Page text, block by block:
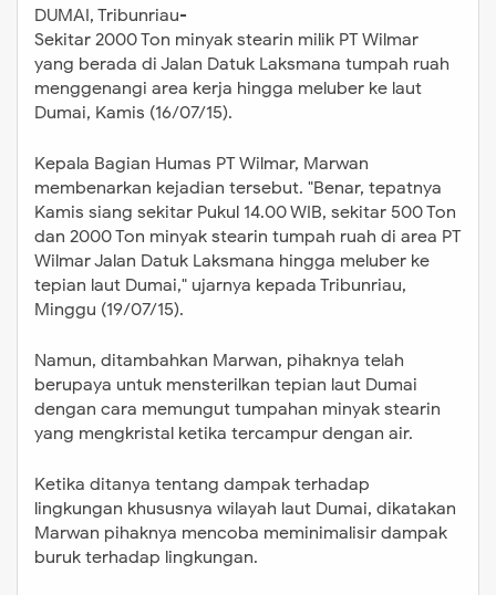
DUMAI, Tribunriau-
Sekitar 2000 Ton minyak stearin milik PT Wilmar
yang berada di Jalan Datuk Laksmana tumpah ruah
menggenangi area kerja hingga meluber ke laut
Dumai, Kamis (16/07/15).
Kepala Bagian Humas PT Wilmar, Marwan
membenarkan kejadian tersebut. "Benar, tepatnya
Kamis siang sekitar Pukul 14.00 WIB, sekitar 500 Ton
dan 2000 Ton minyak stearin tumpah ruah di area PT
Wilmar Jalan Datuk Laksmana hingga meluber ke
tepian laut Dumai," ujarnya kepada Tribunriau,
Minggu (19/07/15).
Namun, ditambahkan Marwan, pihaknya telah
berupaya untuk mensterilkan tepian laut Dumai
dengan cara memungut tumpahan minyak stearin
yang mengkristal ketika tercampur dengan air.
Ketika ditanya tentang dampak terhadap
lingkungan khususnya wilayah laut Dumai, dikatakan
Marwan pihaknya mencoba meminimalisir dampak
buruk terhadap lingkungan.